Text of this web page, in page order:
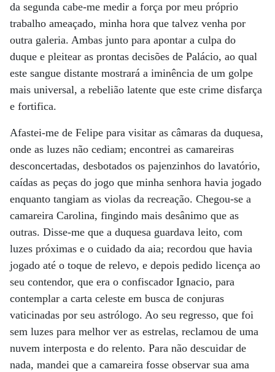
da segunda cabe-me medir a força por meu próprio
trabalho ameaçado, minha hora que talvez venha por
outra galeria. Ambas junto para apontar a culpa do
duque e pleitear as prontas decisões de Palácio, ao qual
este sangue distante mostrará a iminência de um golpe
mais universal, a rebelião latente que este crime disfarça
e fortifica.
Afastei-me de Felipe para visitar as câmaras da duquesa,
onde as luzes não cediam; encontrei as camareiras
desconcertadas, desbotados os pajenzinhos do lavatório,
caídas as peças do jogo que minha senhora havia jogado
enquanto tangiam as violas da recreação. Chegou-se a
camareira Carolina, fingindo mais desânimo que as
outras. Disse-me que a duquesa guardava leito, com
luzes próximas e o cuidado da aia; recordou que havia
jogado até o toque de relevo, e depois pedido licença ao
seu contendor, que era o confiscador Ignacio, para
contemplar a carta celeste em busca de conjuras
vaticinadas por seu astrólogo. Ao seu regresso, que foi
sem luzes para melhor ver as estrelas, reclamou de uma
nuvem interposta e do relento. Para não descuidar de
nada, mandei que a camareira fosse observar sua ama